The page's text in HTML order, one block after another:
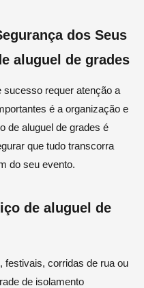
dos Seus
aluguel de grades
sucesso requer atenção a
é a organização e
de aluguel de grades é
que tudo transcorra
do seu evento.
de aluguel de
festivais, corridas de rua ou
de isolamento